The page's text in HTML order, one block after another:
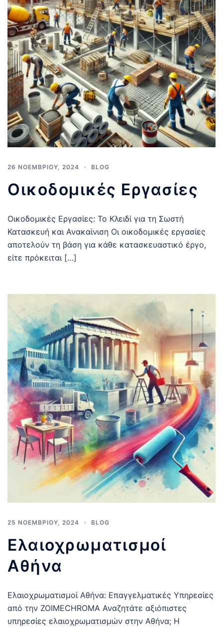
26 ΝΟΕΜΒΡΊΟΥ, 2024 BLOG
Οικοδομικές Εργασίες
Οικοδομικές Εργασίες: Το Κλειδί για τη Σωστή
Κατασκευή και Ανακαίνιση Οι οικοδομικές εργασίες
αποτελούν τη βάση για κάθε κατασκευαστικό έργο,
είτε πρόκειται […]
25 ΝΟΕΜΒΡΊΟΥ, 2024 BLOG
Ελαιοχρωματισμοί
Αθήνα
Ελαιοχρωματισμοί Αθήνα: Επαγγελματικές Υπηρεσίες
από την ZOIMECHROMA Αναζητάτε αξιόπιστες
υπηρεσίες ελαιοχρωματισμών στην Αθήνα; Η